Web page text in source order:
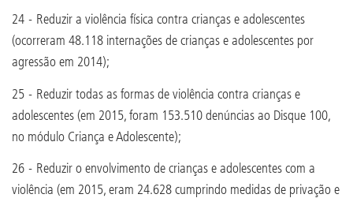
24 - Reduzir a violência física contra crianças e adolescentes
(ocorreram 48.118 internações de crianças e adolescentes por
agressão em 2014);
25 - Reduzir todas as formas de violência contra crianças e
adolescentes (em 2015, foram 153.510 denúncias ao Disque 100,
no módulo Criança e Adolescente);
26 - Reduzir o envolvimento de crianças e adolescentes com a
violência (em 2015, eram 24.628 cumprindo medidas de privação e